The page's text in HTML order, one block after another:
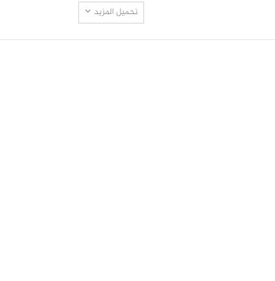
تحميل المزيد